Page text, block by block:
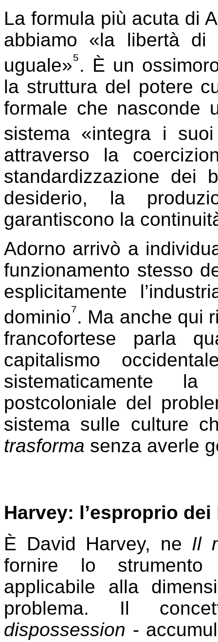
La formula più acuta di
abbiamo «la libertà
uguale»⁵. È un
la struttura del potere
formale che nasconde
sistema «integra i suoi
attraverso la
standardizzazione dei
desiderio, la
garantiscono la
Adorno arrivò a
funzionamento stesso
esplicitamente
dominio⁷. Ma anche qui
francofortese parla
capitalismo
sistematicamente
postcoloniale del
sistema sulle culture
trasforma senza averle
Harvey: l’esproprio
È David Harvey, ne Il
fornire lo strumento
applicabile alla
problema. Il
dispossession -